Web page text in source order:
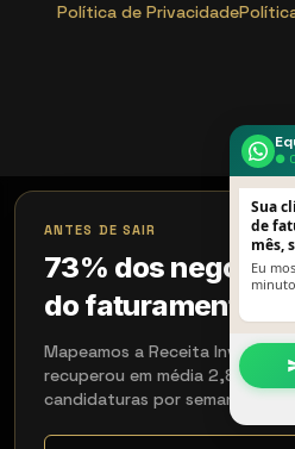
Política de Privacidade
ANTES DE SAIR
73% dos
do faturamento
Mapeamos a Receita Invisível
recuperou em média 2,8× em
candidaturas por semana.
●
Sua
de
mês,
Eu